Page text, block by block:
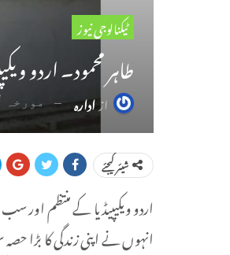
ٹیکنالوجی نیوز
طاہر محمود۔ اردو
ازادارہ مورخہ
شیئر کیجئے
اردو ویکیپیڈیا کے منتظم
انہوں نے اپنی زندگی کا بڑا